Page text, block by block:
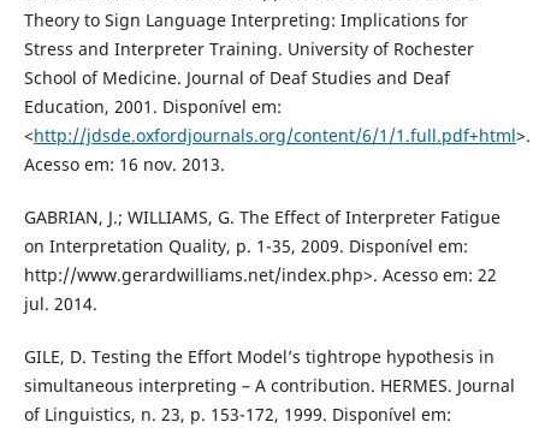
Theory to Sign Language Interpreting: Implications for
Stress and Interpreter Training. University of Rochester
School of Medicine. Journal of Deaf Studies and Deaf
Education, 2001. Disponível em:
<http://jdsde.oxfordjournals.org/content/6/1/1.full.pdf+html>.
Acesso em: 16 nov. 2013.
GABRIAN, J.; WILLIAMS, G. The Effect of Interpreter Fatigue
on Interpretation Quality, p. 1-35, 2009. Disponível em:
http://www.gerardwilliams.net/index.php>. Acesso em: 22
jul. 2014.
GILE, D. Testing the Effort Model’s tightrope hypothesis in
simultaneous interpreting – A contribution. HERMES. Journal
of Linguistics, n. 23, p. 153-172, 1999. Disponível em: